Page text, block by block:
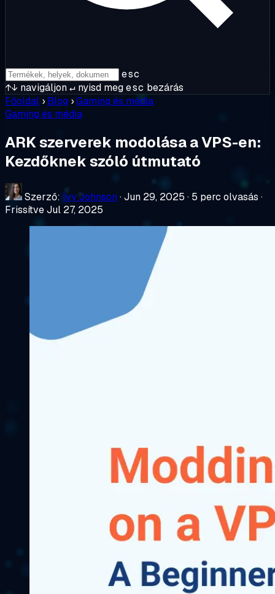
esc
↑↓ navigáljon↵ nyisd megesc bezárás
Főoldal › Blog ›Gaming és média
Gaming és média
ARK szerverek modolása a VPS-en:
Kezdőknek szóló útmutató
Szerző: Ivy Johnson ·Jun 29, 2025 · 5 perc olvasás ·
Frissítve Jul 27, 2025